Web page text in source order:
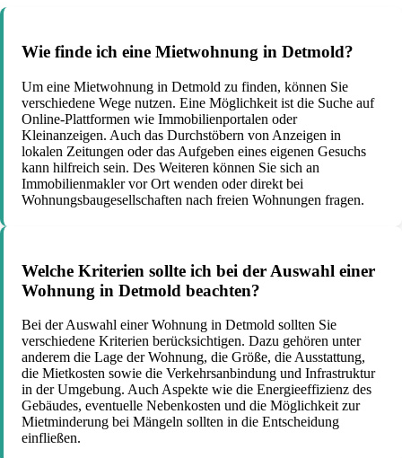
Wie finde ich eine Mietwohnung in Detmold?
Um eine Mietwohnung in Detmold zu finden, können Sie
verschiedene Wege nutzen. Eine Möglichkeit ist die Suche auf
Online-Plattformen wie Immobilienportalen oder
Kleinanzeigen. Auch das Durchstöbern von Anzeigen in
lokalen Zeitungen oder das Aufgeben eines eigenen Gesuchs
kann hilfreich sein. Des Weiteren können Sie sich an
Immobilienmakler vor Ort wenden oder direkt bei
Wohnungsbaugesellschaften nach freien Wohnungen fragen.
Welche Kriterien sollte ich bei der Auswahl einer
Wohnung in Detmold beachten?
Bei der Auswahl einer Wohnung in Detmold sollten Sie
verschiedene Kriterien berücksichtigen. Dazu gehören unter
anderem die Lage der Wohnung, die Größe, die Ausstattung,
die Mietkosten sowie die Verkehrsanbindung und Infrastruktur
in der Umgebung. Auch Aspekte wie die Energieeffizienz des
Gebäudes, eventuelle Nebenkosten und die Möglichkeit zur
Mietminderung bei Mängeln sollten in die Entscheidung
einfließen.